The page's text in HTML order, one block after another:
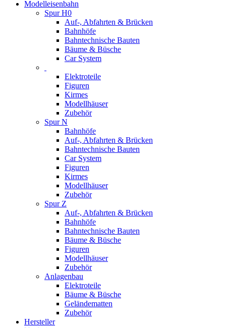
Modelleisenbahn
Spur H0
Auf-, Abfahrten & Brücken
Bahnhöfe
Bahntechnische Bauten
Bäume & Büsche
Car System
Elektroteile
Figuren
Kirmes
Modellhäuser
Zubehör
Spur N
Bahnhöfe
Auf-, Abfahrten & Brücken
Bahntechnische Bauten
Car System
Figuren
Kirmes
Modellhäuser
Zubehör
Spur Z
Auf-, Abfahrten & Brücken
Bahnhöfe
Bahntechnische Bauten
Bäume & Büsche
Figuren
Modellhäuser
Zubehör
Anlagenbau
Elektroteile
Bäume & Büsche
Geländematten
Zubehör
Hersteller